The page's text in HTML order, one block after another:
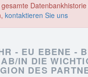
kontaktieren Sie uns
- EU EBENE -
IN DIE
DES